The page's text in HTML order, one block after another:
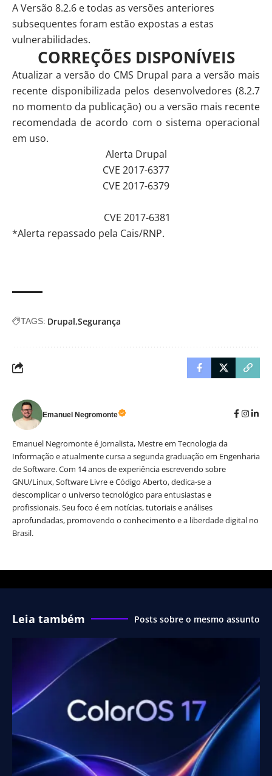
A Versão 8.2.6 e todas as versões anteriores
subsequentes foram estão expostas a estas
vulnerabilidades.
CORREÇÕES DISPONÍVEIS
Atualizar a versão do CMS Drupal para a versão mais
recente disponibilizada pelos desenvolvedores (8.2.7
no momento da publicação) ou a versão mais recente
recomendada de acordo com o sistema operacional
em uso.
Alerta Drupal
CVE 2017-6377
CVE 2017-6379
CVE 2017-6381
*Alerta repassado pela Cais/RNP.
TAGS: Drupal Segurança
Emanuel Negromonte
Emanuel Negromonte é Jornalista, Mestre em Tecnologia da
Informação e atualmente cursa a segunda graduação em Engenharia
de Software. Com 14 anos de experiência escrevendo sobre
GNU/Linux, Software Livre e Código Aberto, dedica-se a
descomplicar o universo tecnológico para entusiastas e
profissionais. Seu foco é em notícias, tutoriais e análises
aprofundadas, promovendo o conhecimento e a liberdade digital no
Brasil.
Leia também Posts sobre o mesmo assunto